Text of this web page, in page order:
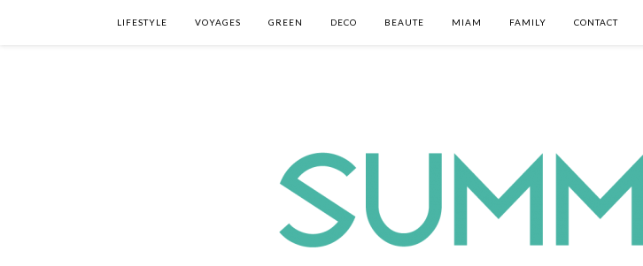
LIFESTYLE VOYAGES GREEN DECO BEAUTE MIAM FAMILY CONTACT